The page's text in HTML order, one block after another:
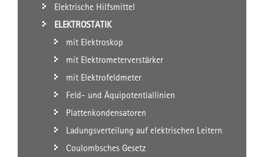
Elektrische Hilfsmittel
ELEKTROSTATIK
mit Elektroskop
mit Elektrometerverstärker
mit Elektrofeldmeter
Feld- und Äquipotentiallinien
Plattenkondensatoren
Ladungsverteilung auf elektrischen Leitern
Coulombsches Gesetz